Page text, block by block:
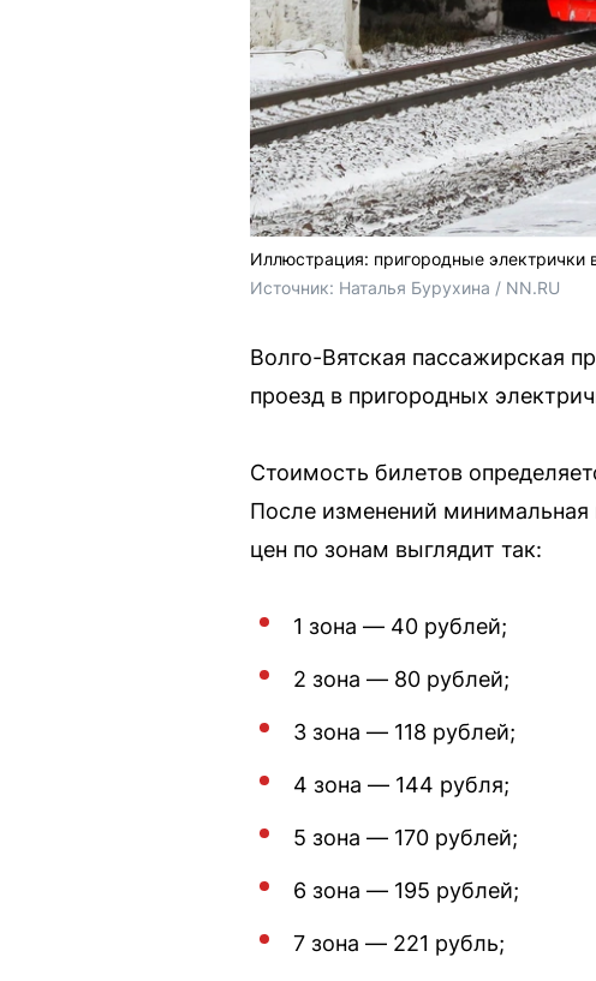
Иллюстрация: пригородные электрички
Источник: Наталья Бурухина / NN.RU
Волго-Вятская пассажирская
проезд в пригородных
Стоимость билетов
После изменений
цен по зонам выглядит так:
1 зона — 40 рублей;
2 зона — 80 рублей;
3 зона — 118 рублей;
4 зона — 144 рубля;
5 зона — 170 рублей;
6 зона — 195 рублей;
7 зона — 221 рубль;